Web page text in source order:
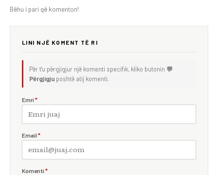
Bëhu i pari që komenton!
LINI NJË KOMENT TË RI
Për t'u përgjigjur një komenti specifik, kliko butonin 💬
Përgjigju poshtë atij komenti.
Emri *
Email *
Komenti *